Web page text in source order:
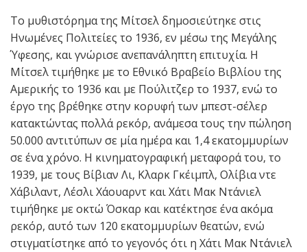
Το μυθιστόρημα της Μίτσελ δημοσιεύτηκε στις
Ηνωμένες Πολιτείες το 1936, εν μέσω της Μεγάλης
Ύφεσης, και γνώρισε ανεπανάληπτη επιτυχία. Η
Μίτσελ τιμήθηκε με το Εθνικό Βραβείο Βιβλίου της
Αμερικής το 1936 και με Πούλιτζερ το 1937, ενώ το
έργο της βρέθηκε στην κορυφή των μπεστ-σέλερ
κατακτώντας πολλά ρεκόρ, ανάμεσα τους την πώληση
50.000 αντιτύπων σε μία ημέρα και 1,4 εκατομμυρίων
σε ένα χρόνο. Η κινηματογραφική μεταφορά του, το
1939, με τους Βίβιαν Λι, Κλαρκ Γκέιμπλ, Ολίβια ντε
Χάβιλαντ, Λέσλι Χάουαρντ και Χάτι Μακ Ντάνιελ
τιμήθηκε με οκτώ Όσκαρ και κατέκτησε ένα ακόμα
ρεκόρ, αυτό των 120 εκατομμυρίων θεατών, ενώ
στιγματίστηκε από το γεγονός ότι η Χάτι Μακ Ντάνιελ